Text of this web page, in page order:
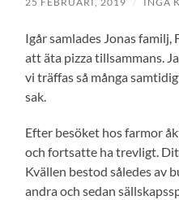
Igår samlades Jonas
att äta pizza tillsammans.
vi träffas så många
sak.
Efter besöket hos farmor
och fortsatte ha trevligt.
Kvällen bestod således av
andra och sedan